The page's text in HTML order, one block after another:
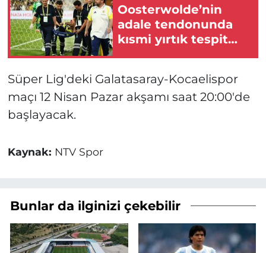
Oosterwolde’nin
adale tendonunda
kısmi yırtık tespit
Süper Lig'deki Galatasaray-Kocaelispor
maçı 12 Nisan Pazar akşamı saat 20:00'de
başlayacak.
Kaynak: NTV Spor
Bunlar da ilginizi çekebilir